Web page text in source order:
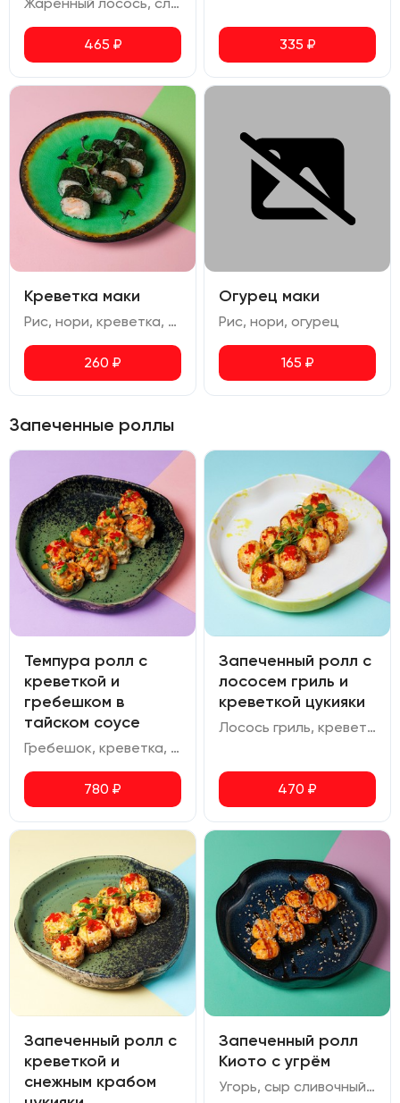
465 ₽ 335 ₽
Креветка маки
Рис, нори, креветка, соус спайси
260 ₽
Огурец маки
Рис, нори, огурец
165 ₽
Запеченные роллы
Темпура ролл с
креветкой и
гребешком в
тайском соусе
Гребешок, креветка, сливочный сыр, огурец, соус спайси, тайский соус, икра масаго.
780 ₽
Запеченный ролл с
лососем гриль и
креветкой цукияки
Лосось гриль, креветка тигровая, сливочный сыр, томаты черри, соус для запекания, шичими, кунжут, соус терияки, икра масаго
470 ₽
Запеченный ролл с
креветкой и
снежным крабом
Запеченный ролл
Киото с угрём
Угорь, сыр сливочный, соус для запекания, соус унаги